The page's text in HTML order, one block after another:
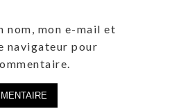
nom, mon e-mail et
navigateur pour